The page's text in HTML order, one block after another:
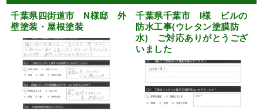
千葉県四街道市 N様邸 外
壁塗装・屋根塗装
千葉県千葉市 I様 ビルの
防水工事(ウレタン塗膜防
水) ご対応ありがとうござ
いました